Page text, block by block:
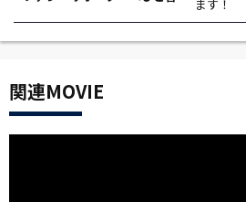
ます！
関連MOVIE